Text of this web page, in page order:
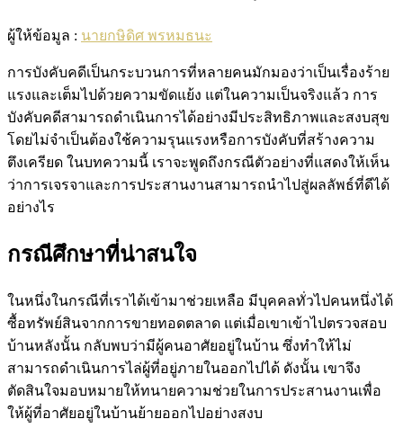
ผู้ให้ข้อมูล : นายกษิดิศ พรหมธนะ
การบังคับคดีเป็นกระบวนการที่หลายคนมักมองว่าเป็นเรื่องร้าย
แรงและเต็มไปด้วยความขัดแย้ง แต่ในความเป็นจริงแล้ว การ
บังคับคดีสามารถดำเนินการได้อย่างมีประสิทธิภาพและสงบสุข
โดยไม่จำเป็นต้องใช้ความรุนแรงหรือการบังคับที่สร้างความ
ตึงเครียด ในบทความนี้ เราจะพูดถึงกรณีตัวอย่างที่แสดงให้เห็น
ว่าการเจรจาและการประสานงานสามารถนำไปสู่ผลลัพธ์ที่ดีได้
อย่างไร
กรณีศึกษาที่น่าสนใจ
ในหนึ่งในกรณีที่เราได้เข้ามาช่วยเหลือ มีบุคคลทั่วไปคนหนึ่งได้
ซื้อทรัพย์สินจากการขายทอดตลาด แต่เมื่อเขาเข้าไปตรวจสอบ
บ้านหลังนั้น กลับพบว่ามีผู้คนอาศัยอยู่ในบ้าน ซึ่งทำให้ไม่
สามารถดำเนินการไล่ผู้ที่อยู่ภายในออกไปได้ ดังนั้น เขาจึง
ตัดสินใจมอบหมายให้ทนายความช่วยในการประสานงานเพื่อ
ให้ผู้ที่อาศัยอยู่ในบ้านย้ายออกไปอย่างสงบ